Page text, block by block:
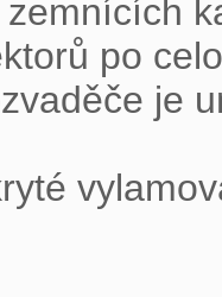
po
je